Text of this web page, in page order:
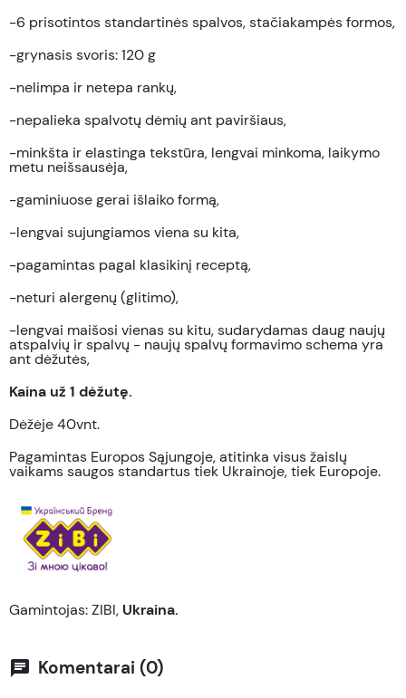
-6 prisotintos standartinės spalvos, stačiakampės formos,
-grynasis svoris: 120 g
-nelimpa ir netepa rankų,
-nepalieka spalvotų dėmių ant paviršiaus,
-minkšta ir elastinga tekstūra, lengvai minkoma, laikymo
metu neišsausėja,
-gaminiuose gerai išlaiko formą,
-lengvai sujungiamos viena su kita,
-pagamintas pagal klasikinį receptą,
-neturi alergenų (glitimo),
-lengvai maišosi vienas su kitu, sudarydamas daug naujų
atspalvių ir spalvų - naujų spalvų formavimo schema yra
ant dėžutės,
Kaina už 1 dėžutę.
Dėžėje 40vnt.
Pagamintas Europos Sąjungoje, atitinka visus žaislų
vaikams saugos standartus tiek Ukrainoje, tiek Europoje.
Gamintojas: ZIBI, Ukraina.
chat Komentarai (0)